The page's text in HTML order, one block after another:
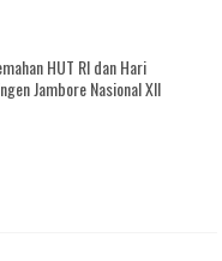
HUT RI dan Hari
Jambore Nasional XII